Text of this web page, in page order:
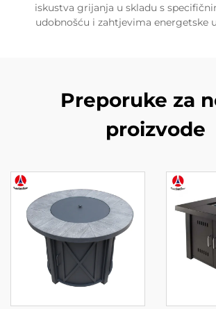
iskustva grijanja u skladu s
udobnošću i zahtjevima energetske
Preporuke za
proizvode